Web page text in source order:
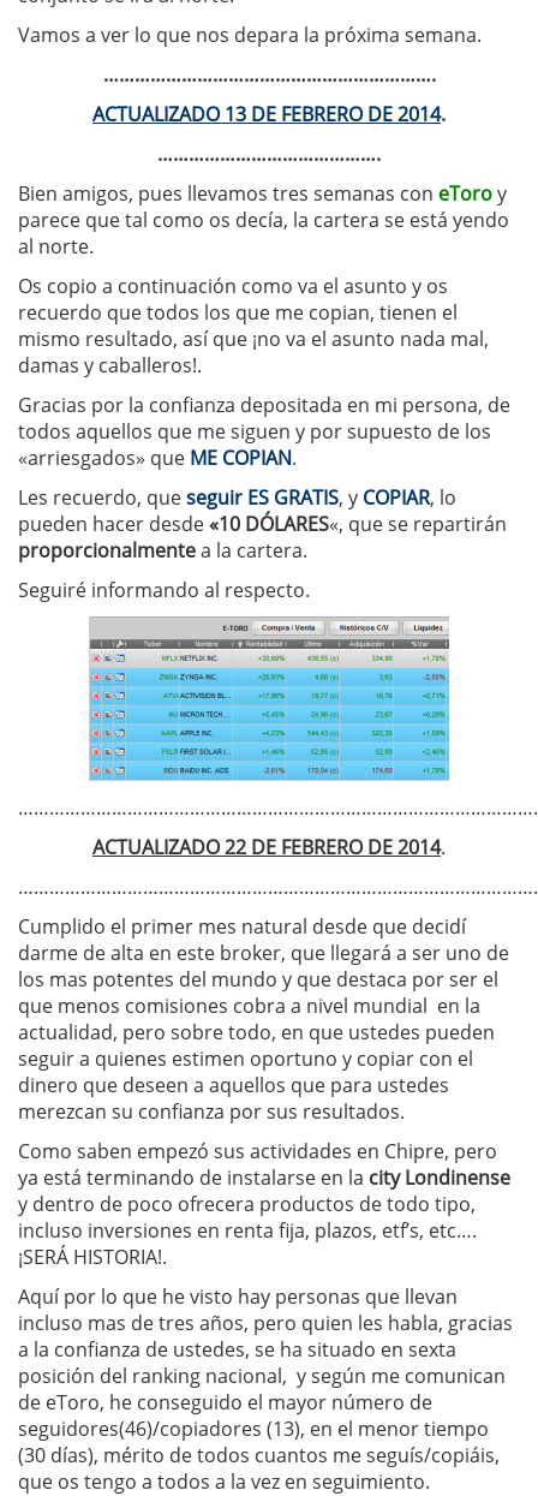
Vamos a ver lo que nos depara la próxima semana.
……………………………………………………….
ACTUALIZADO 13 DE FEBRERO DE 2014.
…………………………………….
Bien amigos, pues llevamos tres semanas con eToroy
parece que tal como os decía, la cartera se está yendo
al norte.
Os copio a continuación como va el asunto y os
recuerdo que todos los que me copian, tienen el
mismo resultado, así que ¡no va el asunto nada mal,
damas y caballeros!.
Gracias por la confianza depositada en mi persona, de
todos aquellos que me siguen y por supuesto de los
«arriesgados» que ME COPIAN.
Les recuerdo, queseguir ES GRATIS, y COPIAR, lo
pueden hacer desde«10 DÓLARES«, que se repartirán
proporcionalmentea la cartera.
Seguiré informando al respecto.
ACTUALIZADO 22 DE FEBRERO DE 2014.
Cumplido el primer mes natural desde que decidí
darme de alta en este broker, que llegará a ser uno de
los mas potentes del mundo y que destaca por ser el
que menos comisiones cobra a nivel mundial en la
actualidad, pero sobre todo, en que ustedes pueden
seguir a quienes estimen oportuno y copiar con el
dinero que deseen a aquellos que para ustedes
merezcan su confianza por sus resultados.
Como saben empezó sus actividades en Chipre, pero
ya está terminando de instalarse en la city Londinense
y dentro de poco ofrecera productos de todo tipo,
incluso inversiones en renta fija, plazos, etf’s, etc….
¡SERÁ HISTORIA!.
Aquí por lo que he visto hay personas que llevan
incluso mas de tres años, pero quien les habla, gracias
a la confianza de ustedes, se ha situado en sexta
posición del ranking nacional, y según me comunican
de eToro, he conseguido el mayor número de
seguidores(46)/copiadores (13), en el menor tiempo
(30 días), mérito de todos cuantos me seguís/copiáis,
que os tengo a todos a la vez en seguimiento.